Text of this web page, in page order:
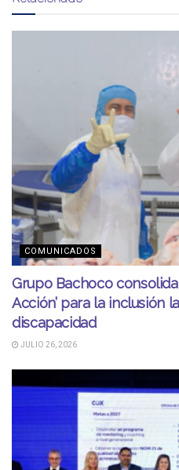
COMUNICADOS
Grupo Bachoco
Acción’ para la inclusión
discapacidad
JULIO 26, 2026